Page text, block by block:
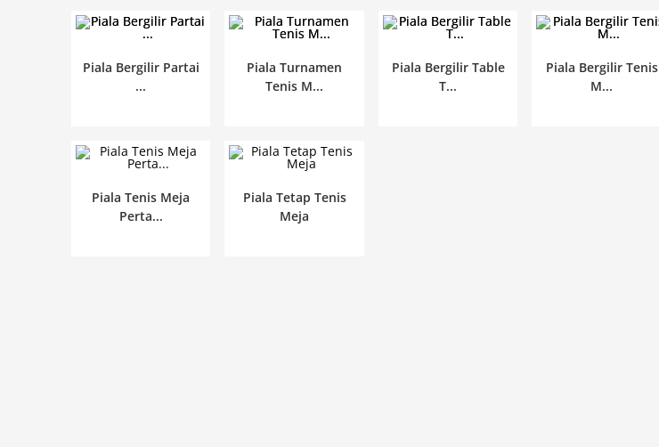
Piala Bergilir Partai
...
Piala Turnamen
Tenis M...
Piala Bergilir Table
T...
Piala Bergilir Tenis
M...
Piala Tenis Meja
Perta...
Piala Tetap Tenis
Meja